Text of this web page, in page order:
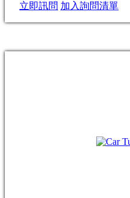
立即訊問 加入詢問清單